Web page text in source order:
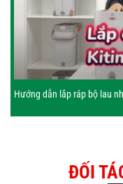
Hướng dẫn lắp ráp bộ lau
ĐỐI